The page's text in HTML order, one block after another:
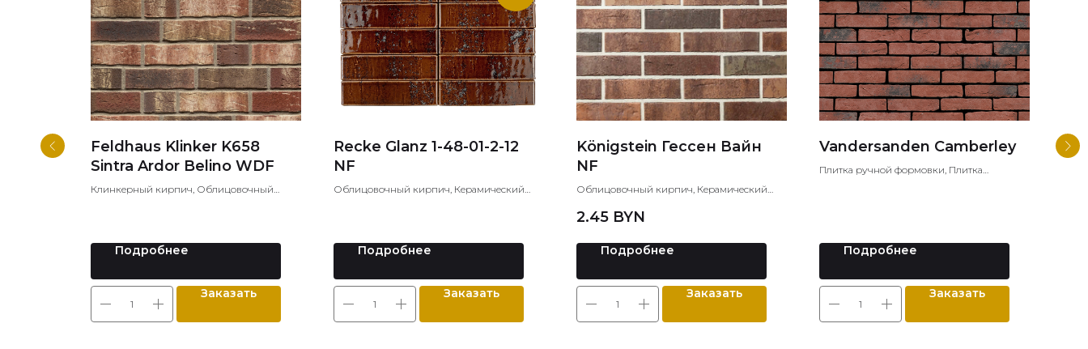
GL
Feldhaus Klinker K658
Sintra Ardor Belino WDF
Клинкерный кирпич, Облицовочный
Подробнее
Заказать
Recke Glanz 1-48-01-2-12
NF
Облицовочный кирпич, Керамический
Подробнее
Заказать
Königstein Гессен Вайн
NF
Облицовочный кирпич, Керамический
2.45 BYN
Подробнее
Заказать
Vandersanden Camberley
Плитка ручной формовки, Плитка
Подробнее
Заказать